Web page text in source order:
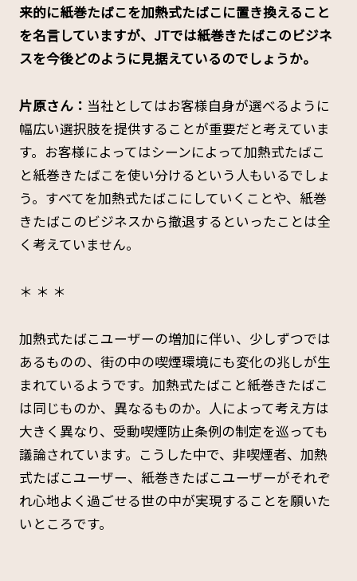
来的に紙巻たばこを加熱式たばこに置き換えること
を名言していますが、JTでは紙巻きたばこのビジネ
スを今後どのように見据えているのでしょうか。
片原さん： 当社としてはお客様自身が選べるように
幅広い選択肢を提供することが重要だと考えていま
す。お客様によってはシーンによって加熱式たばこ
と紙巻きたばこを使い分けるという人もいるでしょ
う。すべてを加熱式たばこにしていくことや、紙巻
きたばこのビジネスから撤退するといったことは全
く考えていません。
＊ ＊ ＊
加熱式たばこユーザーの増加に伴い、少しずつでは
あるものの、街の中の喫煙環境にも変化の兆しが生
まれているようです。加熱式たばこと紙巻きたばこ
は同じものか、異なるものか。人によって考え方は
大きく異なり、受動喫煙防止条例の制定を巡っても
議論されています。こうした中で、非喫煙者、加熱
式たばこユーザー、紙巻きたばこユーザーがそれぞ
れ心地よく過ごせる世の中が実現することを願いた
いところです。